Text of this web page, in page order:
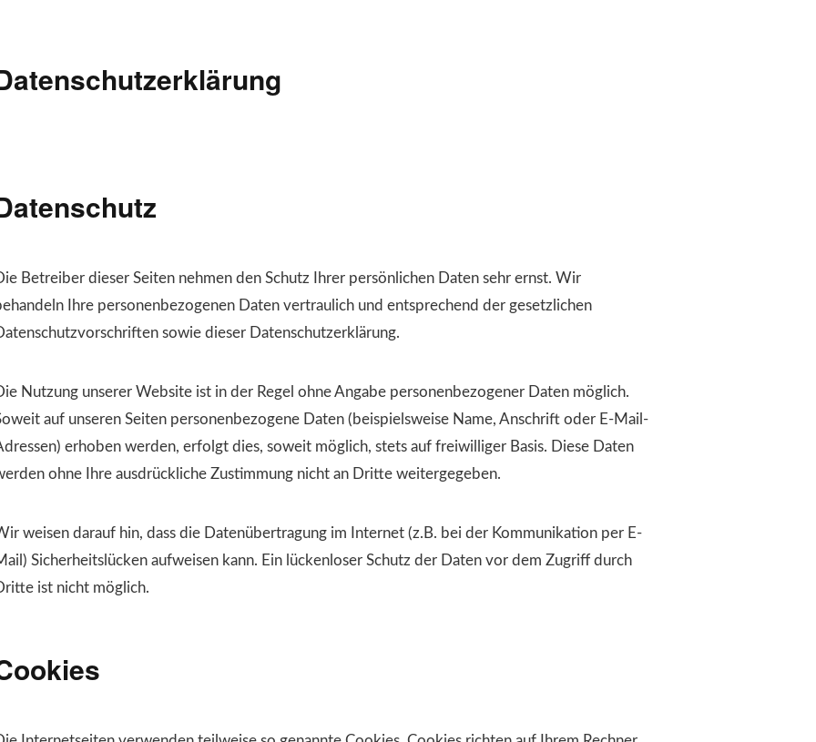
Betreiber dieser Seiten nehmen den Schutz Ihrer persönlichen Daten sehr ernst. Wir
Ihre personenbezogenen Daten vertraulich und entsprechend der gesetzlichen
sowie dieser Datenschutzerklärung.
Nutzung unserer Website ist in der Regel ohne Angabe personenbezogener Daten möglich.
auf unseren Seiten personenbezogene Daten (beispielsweise Name, Anschrift oder E-Mail-
erhoben werden, erfolgt dies, soweit möglich, stets auf freiwilliger Basis. Diese Daten
ohne Ihre ausdrückliche Zustimmung nicht an Dritte weitergegeben.
weisen darauf hin, dass die Datenübertragung im Internet (z.B. bei der Kommunikation per E-
Sicherheitslücken aufweisen kann. Ein lückenloser Schutz der Daten vor dem Zugriff durch
ist nicht möglich.